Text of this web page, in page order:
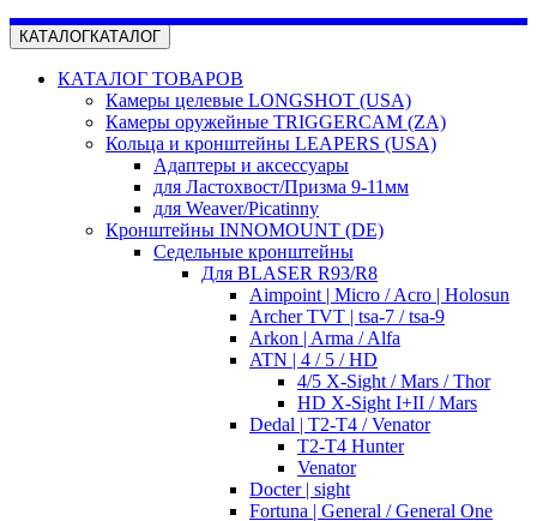
КАТАЛОГКАТАЛОГ
КАТАЛОГ ТОВАРОВ
Камеры целевые LONGSHOT (USA)
Камеры оружейные TRIGGERCAM (ZA)
Кольца и кронштейны LEAPERS (USA)
Адаптеры и аксессуары
для Ластохвост/Призма 9-11мм
для Weaver/Picatinny
Кронштейны INNOMOUNT (DE)
Седельные кронштейны
Для BLASER R93/R8
Aimpoint | Micro / Acro | Holosun
Archer TVT | tsa-7 / tsa-9
Arkon | Arma / Alfa
ATN | 4 / 5 / HD
4/5 X-Sight / Mars / Thor
HD X-Sight I+II / Mars
Dedal | T2-T4 / Venator
T2-T4 Hunter
Venator
Docter | sight
Fortuna | General / General One